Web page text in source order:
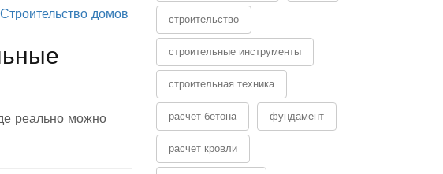
Строительство домов
реально можно
строительство
строительные инструменты
строительная техника
расчет бетона фундамент
расчет кровли